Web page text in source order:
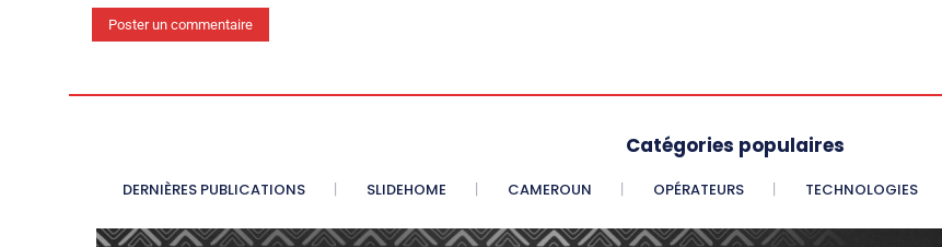
Catégories populaires
DERNIÈRES PUBLICATIONS SLIDEHOME CAMEROUN OPÉRATEURS TECHNOLOGIES